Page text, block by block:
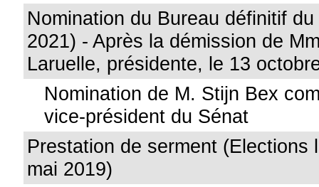
Nomination du Bureau définitif
2021) - Après la démission de
Laruelle, présidente, le 13
Nomination de M. Stijn Bex
vice-président du Sénat
Prestation de serment (Elections
mai 2019)